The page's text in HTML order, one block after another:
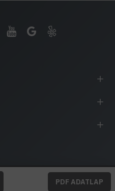
PDF ADATLAP
2025 Energia Háza